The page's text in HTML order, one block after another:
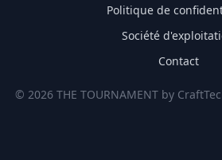
Politique de
Société
Contact
© 2026 THE TOURNAMENT by